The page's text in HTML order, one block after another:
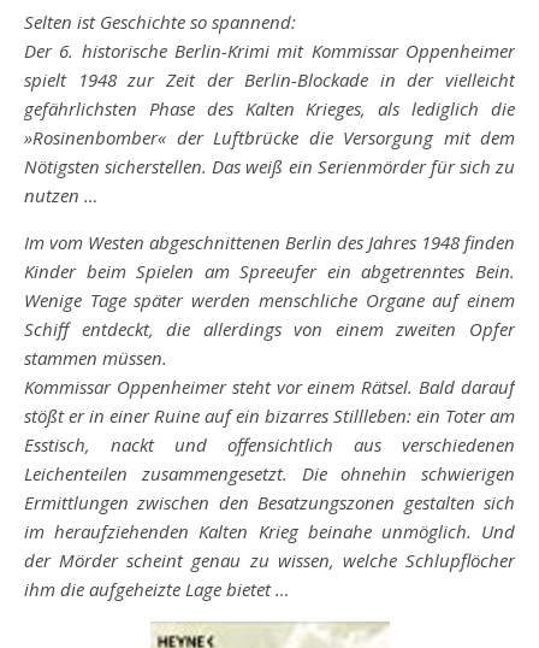
Selten ist Geschichte so spannend:
Der 6. historische Berlin-Krimi mit Kommissar Oppenheimer
spielt 1948 zur Zeit der Berlin-Blockade in der vielleicht
gefährlichsten Phase des Kalten Krieges, als lediglich die
»Rosinenbomber« der Luftbrücke die Versorgung mit dem
Nötigsten sicherstellen. Das weiß ein Serienmörder für sich zu
nutzen …
Im vom Westen abgeschnittenen Berlin des Jahres 1948 finden
Kinder beim Spielen am Spreeufer ein abgetrenntes Bein.
Wenige Tage später werden menschliche Organe auf einem
Schiff entdeckt, die allerdings von einem zweiten Opfer
stammen müssen.
Kommissar Oppenheimer steht vor einem Rätsel. Bald darauf
stößt er in einer Ruine auf ein bizarres Stillleben: ein Toter am
Esstisch, nackt und offensichtlich aus verschiedenen
Leichenteilen zusammengesetzt. Die ohnehin schwierigen
Ermittlungen zwischen den Besatzungszonen gestalten sich
im heraufziehenden Kalten Krieg beinahe unmöglich. Und
der Mörder scheint genau zu wissen, welche Schlupflöcher
ihm die aufgeheizte Lage bietet …